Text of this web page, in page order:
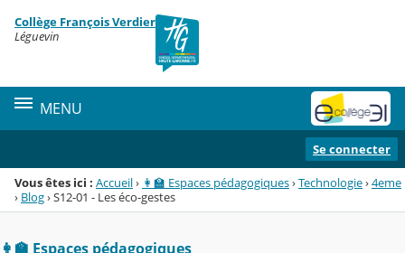
Menu de la rubrique
Contenu
Collège François Verdier
Léguevin
MENU
Se connecter
Vous êtes ici : Accueil› 👩‍🏫 Espaces pédagogiques›Technologie›4eme
› Blog›S12-01 - Les éco-gestes
👩‍🏫 Espaces pédagogiques